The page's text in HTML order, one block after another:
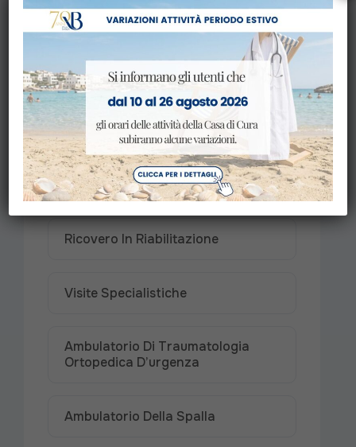
Diagnostica Strumentale
Fisioterapia Manuale
Fisioterapia Strumentale
Ricovero In Ortopedia E
Traumatologia
Ricovero In Riabilitazione
Visite Specialistiche
Ambulatorio Di Traumatologia
Ortopedica D’urgenza
Ambulatorio Della Spalla